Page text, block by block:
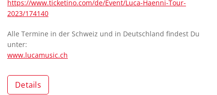
https://www.ticketino.com/de/Event/Luca-Haenni-Tour-
2023/174140
Alle Termine in der Schweiz und in Deutschland findest Du
unter:
www.lucamusic.ch
Details